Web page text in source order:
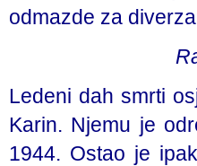
odmazde za
Ledeni dah smrti
Karin. Njemu je
1944. Ostao je